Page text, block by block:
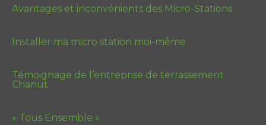
Avantages et inconvénients des Micro-Stations
Installer ma micro station moi-même
Témoignage de l’entreprise de terrassement
Chanut
« Tous Ensemble »